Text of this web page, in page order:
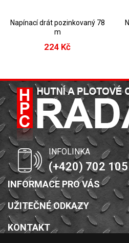
Napínací drát pozinkovaný 78
m
224 Kč
INFOLINKA
(+420) 702
INFORMACE PRO VÁS
UŽITEČNÉ ODKAZY
KONTAKT